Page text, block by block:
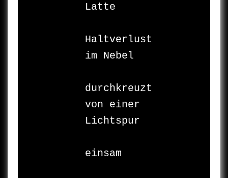
Latte
Haltverlust
im Nebel
durchkreuzt
von einer
Lichtspur